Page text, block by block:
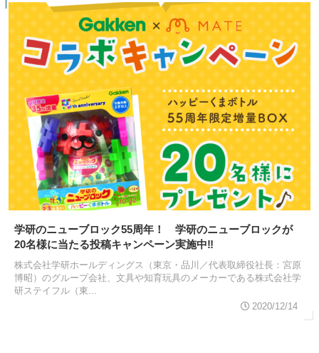
学研のニューブロック55周年！ 学研のニューブロックが
20名様に当たる投稿キャンペーン実施中‼
株式会社学研ホールディングス（東京・品川／代表取締役社長：宮原
博昭）のグループ会社、文具や知育玩具のメーカーである株式会社学
研ステイフル（東...
2020/12/14